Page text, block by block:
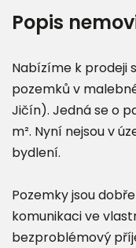
Popis
Nabízíme k prodeji
pozemků v
Jičín). Jedná se o
m². Nyní nejsou v
bydlení.
Pozemky jsou
komunikaci ve
bezproblémový